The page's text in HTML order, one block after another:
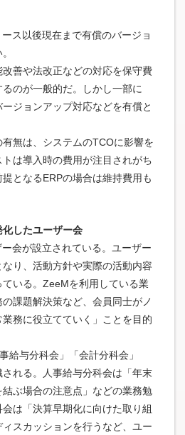
ス以後現在まで有償のバージョ
善や法改正などの対応を保守費
のが一般的だ。しかし一部に
ジョンアップ対応などを有償と
無は、システムのTCOに影響を
は導入時の費用が注目されがち
となるERPの場合は維持費用も
したユーザー会
会が設立されている。ユーザー
り、活動方針や実際の活動内容
いる。ZeeMを利用している業
課題解決策など、会員同士がノ
務に役立てていく」ことを目的
給与分科会」「会計分科会」
される。人事給与分科会は「年末
ぶ場合の注意点」などの業務勉
は「決算早期化に向けた取り組
スカッションを行うなど、ユー